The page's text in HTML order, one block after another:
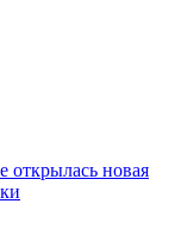
открылась новая